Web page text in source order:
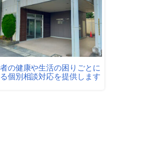
の健康や生活の困りごとに
個別相談対応を提供します